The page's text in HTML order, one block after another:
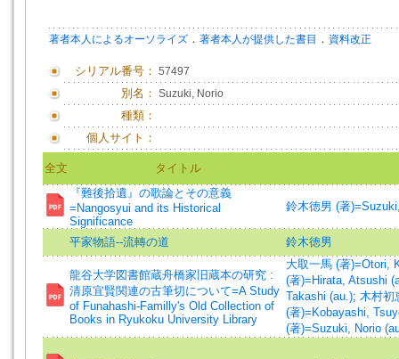
著者本人によるオーソライズ ． 著者本人が提供した書目 ． 資料改正
シリアル番号： 57497
別名： Suzuki, Norio
種類：
個人サイト：
全文
タイトル
『難後拾遺』の歌論とその意義
=Nangosyui and its Historical
Significance
鈴木徳男 (著
平家物語--流轉の道 鈴木徳男
龍谷大学図書館蔵舟橋家旧蔵本の研究 :
清原宜賢関連の古筆切について=A Study
of Funahashi-Familly's Old Collection of
Books in Ryukoku University Library
大取一馬 (著)=Otori,
(著)=Hirata, Atsushi
Takashi (au.); 木村初
(著)=Kobayashi,
(著)=Suzuki, Norio